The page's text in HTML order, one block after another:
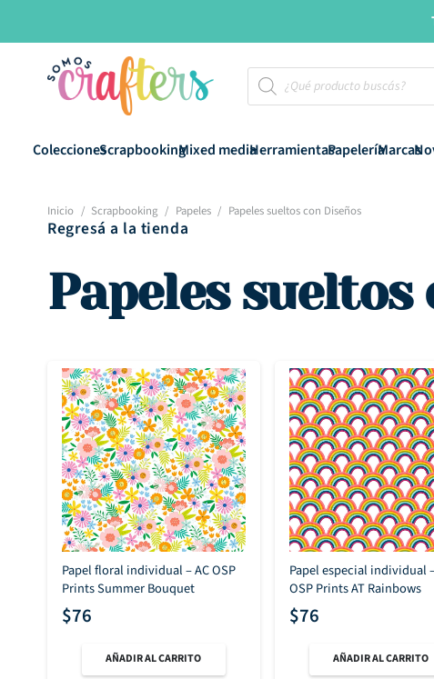
Búsqueda
de
productos
ColeccionesScrapbookingMixed mediaHerramientasPapeleríaMarcas
Inicio / Scrapbooking / Papeles / Papeles sueltos con Diseños
Regresá a la tienda
Papeles sueltos
Papel floral individual – AC OSP
Prints Summer Bouquet
$76
AÑADIR AL CARRITO
Papel especial individual
OSP Prints AT Rainbows
$76
AÑADIR AL CARRITO